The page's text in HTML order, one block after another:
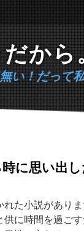
から
い！だって
に思い出
た小説があり
に時間を過ご